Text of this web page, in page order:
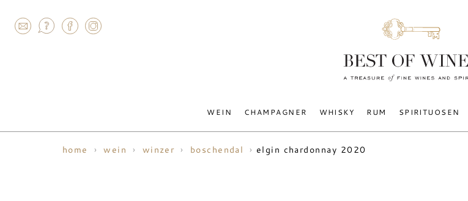
WEIN CHAMPAGNER WHISKY RUM SPIRITUOSEN
home wein winzer boschendal elgin chardonnay 2020